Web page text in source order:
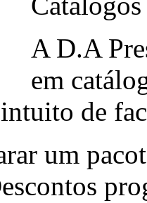
A D.A
em
de
um